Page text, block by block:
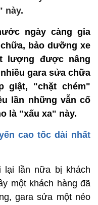
này.
ngày càng gia
bảo dưỡng xe
lượng được nâng
gara sửa chữa
giật, "chặt chém"
lần những vẫn cố
là "xấu xa" này.
cao tốc dài nhất
lại lần nữa bị khách
một khách hàng đã
gara sửa một nẻo